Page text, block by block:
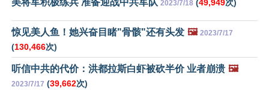
2023/7/18 (49,949次)
惊见美人鱼！她兴奋目睹"骨骸"还有头发 🖼️ 2023/7/17
(130,466次)
听信中共的代价：洪都拉斯白虾被砍半价 业者崩溃 🖼️
2023/7/17 (39,662次)